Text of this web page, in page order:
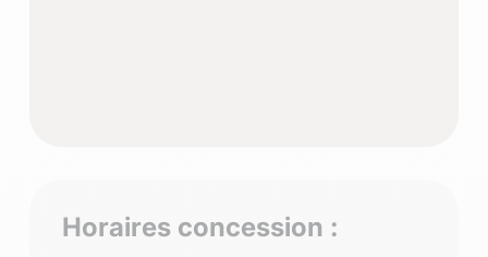
Horaires concession :